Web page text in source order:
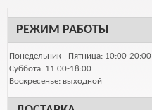
РЕЖИМ РАБОТЫ
Понедельник - Пятница: 10:00-20:00
Суббота: 11:00-18:00
Воскресенье: выходной